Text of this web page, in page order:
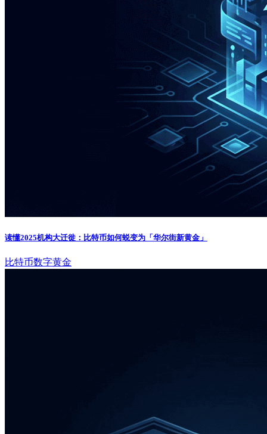
读懂2025机构大迁徙：比特币如何蜕变为「华尔街新黄金」
比特币数字黄金